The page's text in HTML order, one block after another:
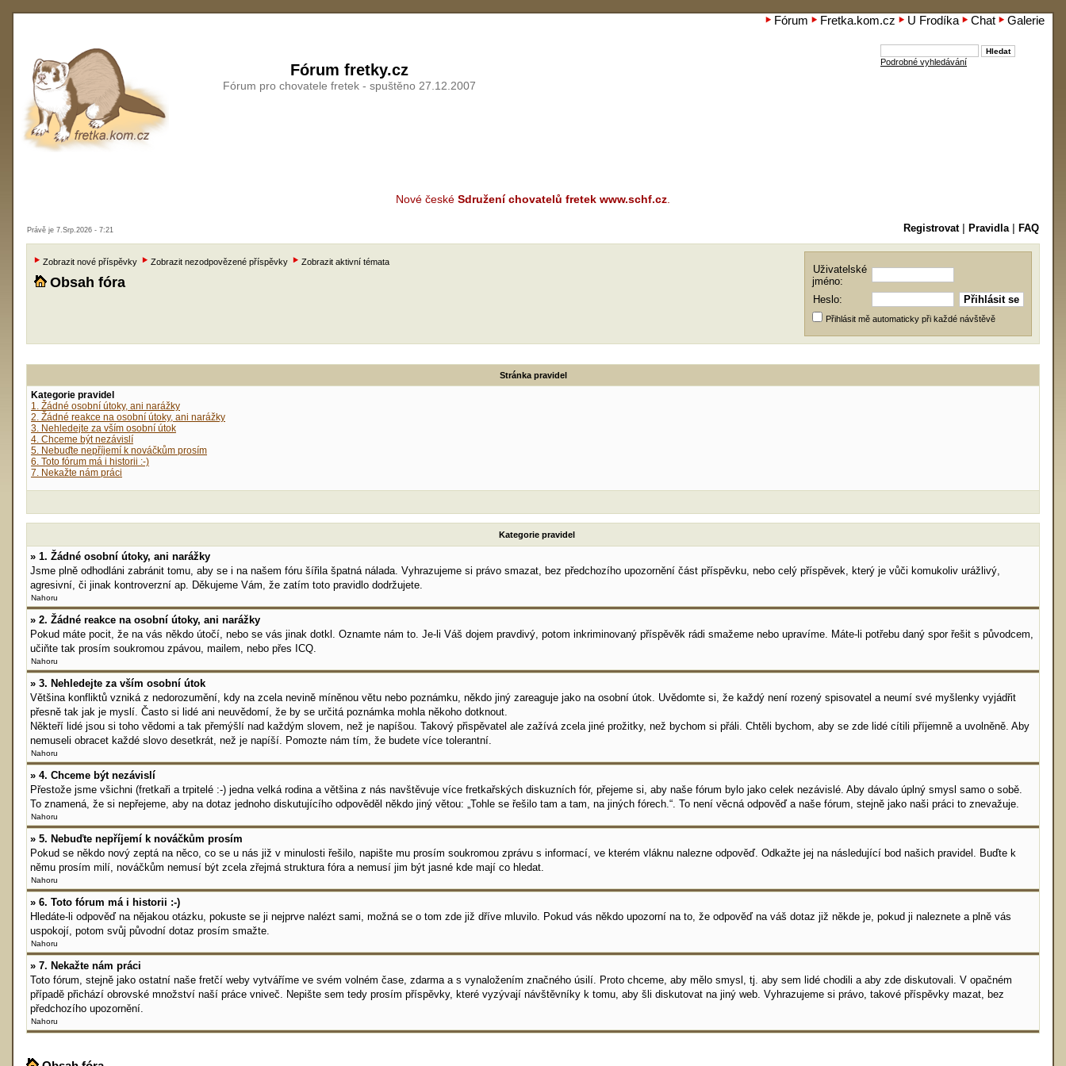
Fórum Fretka.kom.cz U Frodíka Chat Galerie
Fórum fretky.cz
Fórum pro chovatele fretek - spuštěno 27.12.2007
Podrobné vyhledávání
Nové české Sdružení chovatelů fretek www.schf.cz
Právě je 7.Srp.2026 - 7:21 Registrovat| Pravidla| FAQ
Zobrazit nové příspěvky Zobrazit nezodpovězené příspěvky Zobrazit aktivní témata
Obsah fóra
Uživatelské
jméno:
Heslo:
Přihlásit mě automaticky při každé návštěvě
Stránka pravidel
Kategorie pravidel
1. Žádné osobní útoky, ani narážky
2. Žádné reakce na osobní útoky, ani narážky
3. Nehledejte za vším osobní útok
4. Chceme být nezávislí
5. Nebuďte nepříjemí k nováčkům prosím
6. Toto fórum má i historii :-)
7. Nekažte nám práci
Kategorie pravidel
» 1. Žádné osobní útoky, ani narážky
Jsme plně odhodláni zabránit tomu, aby se i na našem fóru šířila špatná nálada. Vyhrazujeme si právo smazat, bez předchozího upozornění část příspěvku, nebo celý příspěvek, který je vůči komukoliv urážlivý,
agresivní, či jinak kontroverzní ap. Děkujeme Vám, že zatím toto pravidlo dodržujete.
Nahoru
» 2. Žádné reakce na osobní útoky, ani narážky
Pokud máte pocit, že na vás někdo útočí, nebo se vás jinak dotkl. Oznamte nám to. Je-li Váš dojem pravdivý, potom inkriminovaný příspěvěk rádi smažeme nebo upravíme. Máte-li potřebu daný spor řešit s původcem,
učiňte tak prosím soukromou zpávou, mailem, nebo přes ICQ.
Nahoru
» 3. Nehledejte za vším osobní útok
Většina konfliktů vzniká z nedorozumění, kdy na zcela nevině míněnou větu nebo poznámku, někdo jiný zareaguje jako na osobní útok. Uvědomte si, že každý není rozený spisovatel a neumí své myšlenky vyjádřit
přesně tak jak je myslí. Často si lidé ani neuvědomí, že by se určitá poznámka mohla někoho dotknout.
Někteří lidé jsou si toho vědomi a tak přemýšlí nad každým slovem, než je napíšou. Takový přispěvatel ale zažívá zcela jiné prožitky, než bychom si přáli. Chtěli bychom, aby se zde lidé cítili příjemně a uvolněně. Aby
nemuseli obracet každé slovo desetkrát, než je napíší. Pomozte nám tím, že budete více tolerantní.
Nahoru
» 4. Chceme být nezávislí
Přestože jsme všichni (fretkaři a trpitelé :-) jedna velká rodina a většina z nás navštěvuje více fretkařských diskuzních fór, přejeme si, aby naše fórum bylo jako celek nezávislé. Aby dávalo úplný smysl samo o sobě.
To znamená, že si nepřejeme, aby na dotaz jednoho diskutujícího odpověděl někdo jiný větou: „Tohle se řešilo tam a tam, na jiných fórech.“. To není věcná odpověď a naše fórum, stejně jako naši práci to znevažuje.
Nahoru
» 5. Nebuďte nepříjemí k nováčkům prosím
Pokud se někdo nový zeptá na něco, co se u nás již v minulosti řešilo, napište mu prosím soukromou zprávu s informací, ve kterém vláknu nalezne odpověď. Odkažte jej na následující bod našich pravidel. Buďte k
němu prosím milí, nováčkům nemusí být zcela zřejmá struktura fóra a nemusí jim být jasné kde mají co hledat.
Nahoru
» 6. Toto fórum má i historii :-)
Hledáte-li odpověď na nějakou otázku, pokuste se ji nejprve nalézt sami, možná se o tom zde již dříve mluvilo. Pokud vás někdo upozorní na to, že odpověď na váš dotaz již někde je, pokud ji naleznete a plně vás
uspokojí, potom svůj původní dotaz prosím smažte.
Nahoru
» 7. Nekažte nám práci
Toto fórum, stejně jako ostatní naše fretčí weby vytváříme ve svém volném čase, zdarma a s vynaložením značného úsilí. Proto chceme, aby mělo smysl, tj. aby sem lidé chodili a aby zde diskutovali. V opačném
případě přichází obrovské množství naší práce vniveč. Nepište sem tedy prosím příspěvky, které vyzývají návštěvníky k tomu, aby šli diskutovat na jiný web. Vyhrazujeme si právo, takové příspěvky mazat, bez
předchozího upozornění.
Nahoru